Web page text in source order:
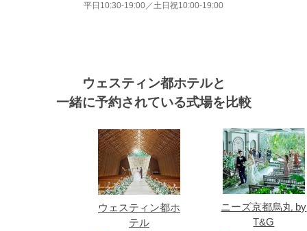
平日10:30-19:00／土日祝10:00-19:00
ウェスティン都ホテルと
一緒に予約されている式場を比較
ウェスティン都ホ
テル
ニーズ京都烏丸 by
T&G